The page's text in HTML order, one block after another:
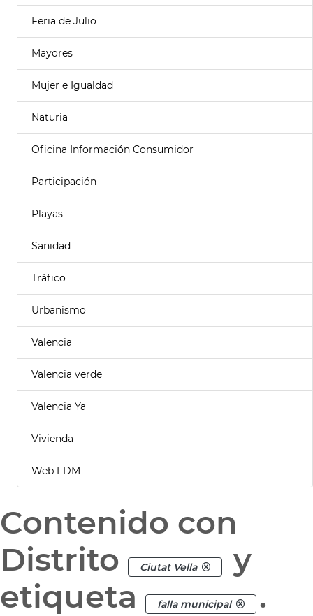
Feria de Julio
Mayores
Mujer e Igualdad
Naturia
Oficina Información Consumidor
Participación
Playas
Sanidad
Tráfico
Urbanismo
Valencia
Valencia verde
Valencia Ya
Vivienda
Web FDM
Contenido con
Distrito
Ciutat Vella
y
etiqueta
falla municipal .